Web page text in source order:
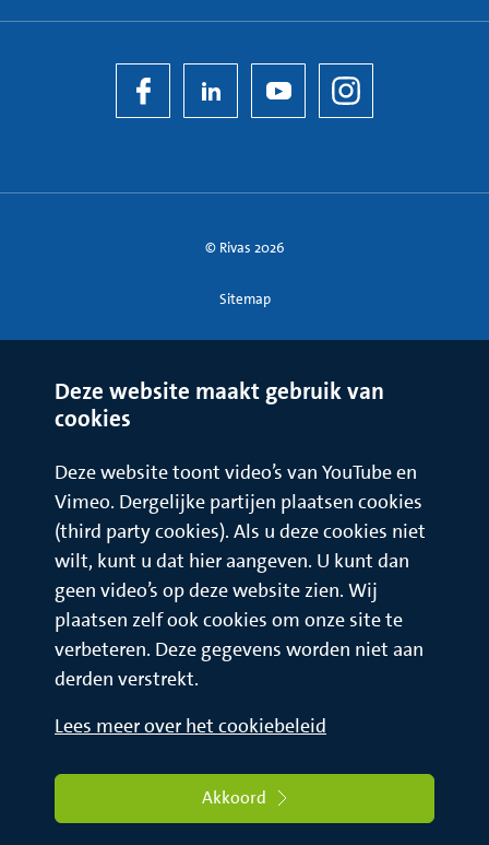
© Rivas 2026
Sitemap
Deze website maakt gebruik van
cookies
Deze website toont video’s van YouTube en
Vimeo. Dergelijke partijen plaatsen cookies
(third party cookies). Als u deze cookies niet
wilt, kunt u dat hier aangeven. U kunt dan
geen video’s op deze website zien. Wij
plaatsen zelf ook cookies om onze site te
verbeteren. Deze gegevens worden niet aan
derden verstrekt.
Lees meer over het cookiebeleid
Akkoord